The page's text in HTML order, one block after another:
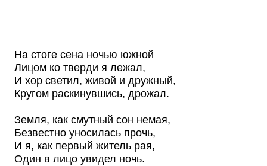
На стоге сена ночью южной
Лицом ко тверди я лежал,
И хор светил, живой и дружный,
Кругом раскинувшись, дрожал.
Земля, как смутный сон немая,
Безвестно уносилась прочь,
И я, как первый житель рая,
Один в лицо увидел ночь.